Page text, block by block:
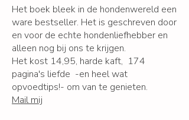
Het boek bleek in de hondenwereld een
ware bestseller. Het is geschreven door
en voor de echte hondenliefhebber en
alleen nog bij ons te krijgen.
Het kost 14,95, harde kaft, 174
pagina's liefde -en heel wat
opvoedtips!- om van te genieten.
Mail mij